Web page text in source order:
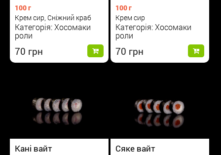
100 г
Крем сир, Сніжний краб
Категорія: Хосомаки
роли
70
100 г
Крем сир
Категорія: Хосомаки
роли
70
Кані вайт Сяке вайт